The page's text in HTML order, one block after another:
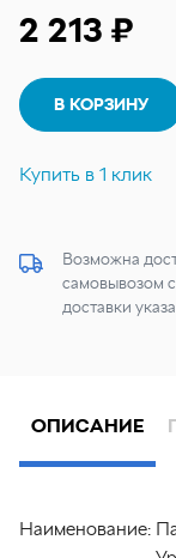
2 213 ₽
В КОРЗИНУ
Купить в 1 клик
Возможна
самовывозом
доставки
ОПИСАНИЕ
Наименование: